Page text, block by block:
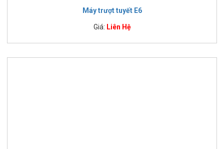
Máy trượt tuyết E6
Giá: Liên Hệ